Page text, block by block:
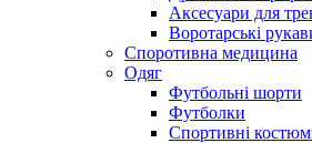
Аксесуари для
Воротарські
Споротивна медицина
Одяг
Футбольні шорти
Футболки
Спортивні